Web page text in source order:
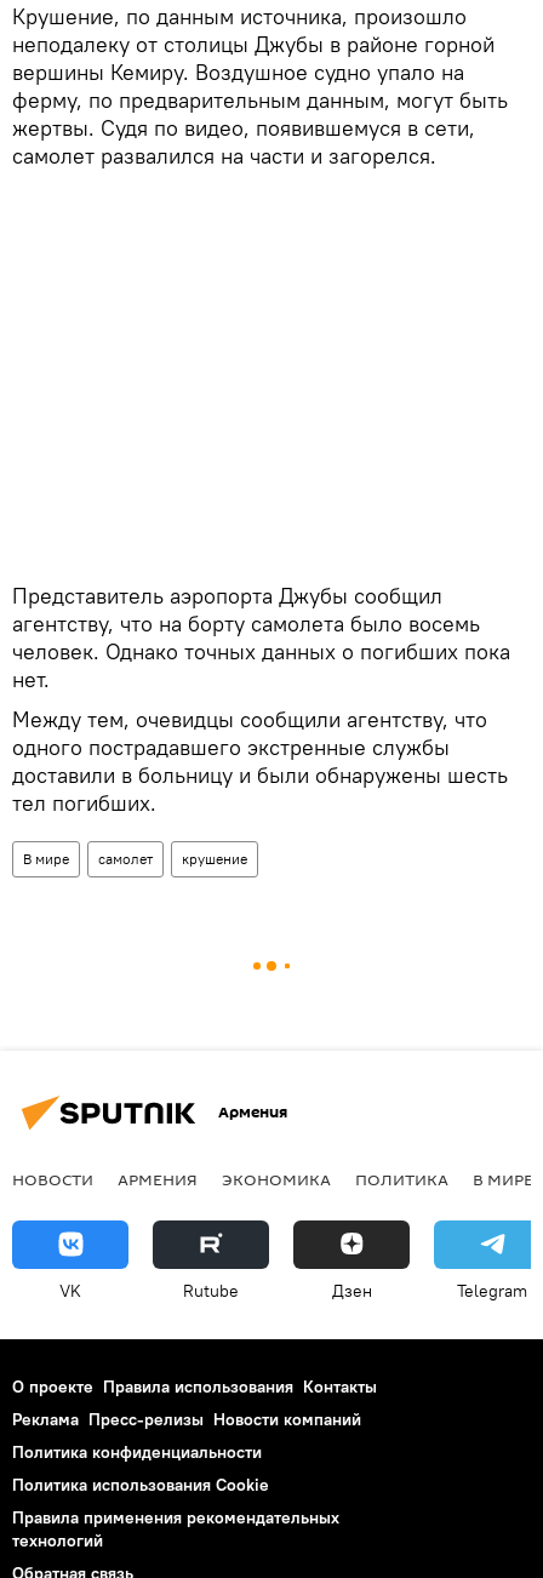
Крушение, по данным источника, произошло
неподалеку от столицы Джубы в районе горной
вершины Кемиру. Воздушное судно упало на
ферму, по предварительным данным, могут быть
жертвы. Судя по видео, появившемуся в сети,
самолет развалился на части и загорелся.
Представитель аэропорта Джубы сообщил
агентству, что на борту самолета было восемь
человек. Однако точных данных о погибших пока
нет.
Между тем, очевидцы сообщили агентству, что
одного пострадавшего экстренные службы
доставили в больницу и были обнаружены шесть
тел погибших.
В мире самолет крушение
Армения
НОВОСТИ АРМЕНИЯ ЭКОНОМИКА ПОЛИТИКА В МИРЕ
VK Rutube Дзен Telegram
О проекте Правила использования Контакты
Реклама Пресс-релизы Новости компаний
Политика конфиденциальности
Политика использования Cookie
Правила применения рекомендательных
технологий
Обратная связь